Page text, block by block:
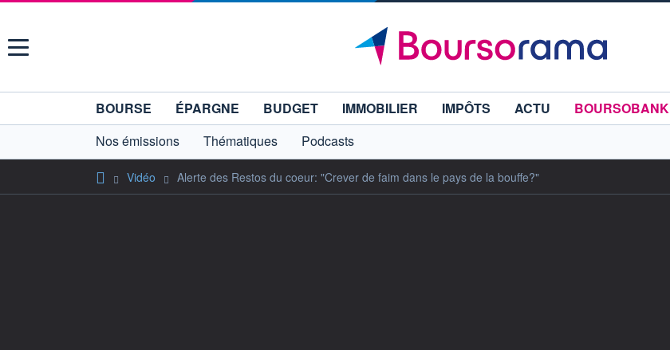
Menu
BOURSE ÉPARGNE BUDGET IMMOBILIER IMPÔTS ACTU
BOURSOBANK
Nos émissions
Thématiques Podcasts
Vidéo Alerte des Restos du coeur: "Crever de faim dans le pays de la bouffe?"